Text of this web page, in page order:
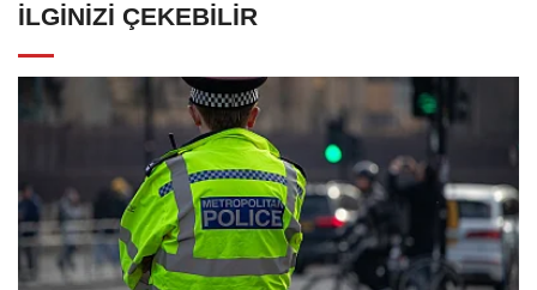
İLGINIZI ÇEKEBILIR